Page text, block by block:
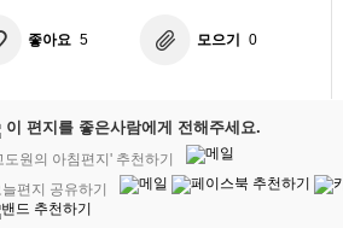
좋아요 5 모으기 0
이 편지를 좋은사람에게 전해주세요.
도원의 아침편지' 추천하기
늘편지 공유하기